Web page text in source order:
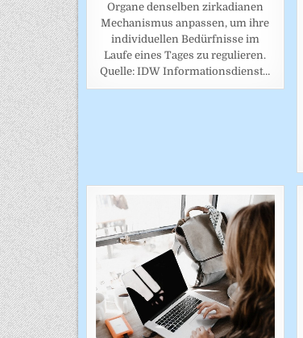
Organe denselben zirkadianen
Mechanismus anpassen, um ihre
individuellen Bedürfnisse im
Laufe eines Tages zu regulieren.
Quelle: IDW Informationsdienst…